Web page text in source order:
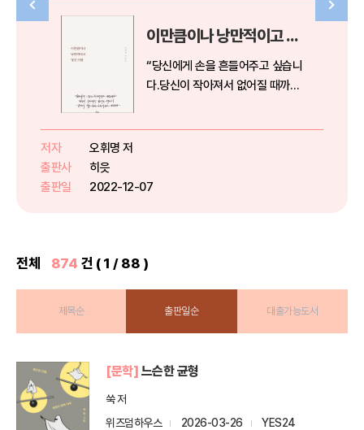
이만큼이나 낭만적이고 멋진 사람
“당신에게 손을 흔들어주고 싶습니
다.당신이 작아져서 없어질 때까지
야기들『이만큼이나 낭만적이고 멋
저자
오휘명 저
출판사
히읏
출판일
2022-12-07
전체 874 건 ( 1 / 88 )
제목순 출판일순 대출가능도서
[문학] 느슨한 균형
쑥 저
위즈덤하우스
2026-03-26
YES24